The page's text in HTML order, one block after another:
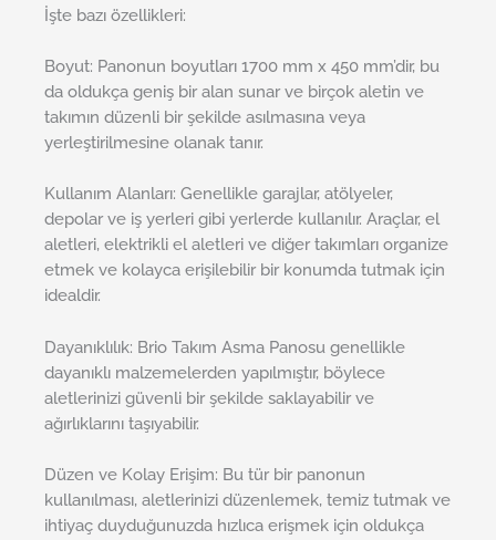
İşte bazı özellikleri:
Boyut: Panonun boyutları 1700 mm x 450 mm’dir, bu
da oldukça geniş bir alan sunar ve birçok aletin ve
takımın düzenli bir şekilde asılmasına veya
yerleştirilmesine olanak tanır.
Kullanım Alanları: Genellikle garajlar, atölyeler,
depolar ve iş yerleri gibi yerlerde kullanılır. Araçlar, el
aletleri, elektrikli el aletleri ve diğer takımları organize
etmek ve kolayca erişilebilir bir konumda tutmak için
idealdir.
Dayanıklılık: Brio Takım Asma Panosu genellikle
dayanıklı malzemelerden yapılmıştır, böylece
aletlerinizi güvenli bir şekilde saklayabilir ve
ağırlıklarını taşıyabilir.
Düzen ve Kolay Erişim: Bu tür bir panonun
kullanılması, aletlerinizi düzenlemek, temiz tutmak ve
ihtiyaç duyduğunuzda hızlıca erişmek için oldukça